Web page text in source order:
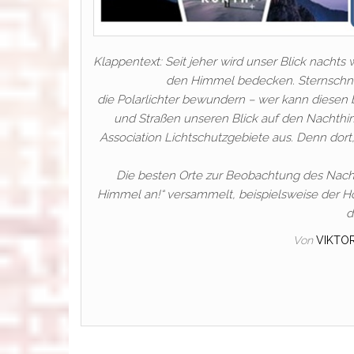
Klappentext: Seit jeher wird unser Blick
den Himmel bedecken.
die Polarlichter bewundern – wer kann
und Straßen unseren Blick auf den
Association Lichtschutzgebiete aus. Denn
Die besten Orte zur Beobachtung des
Himmel an!“ versammelt, beispielsweise der
Von